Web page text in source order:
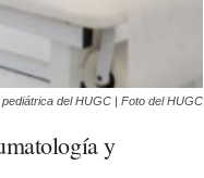
del HUGC | Foto del HUGC
y